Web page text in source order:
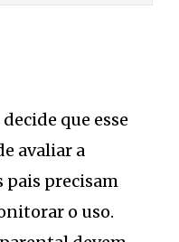
que esse
avaliar a
pais precisam
o uso.